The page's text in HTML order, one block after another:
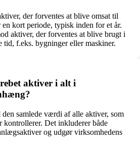
der forventes at blive omsat til
kort periode, typisk inden for et år.
aktiver, der forventes at blive brugt i
f.eks. bygninger eller maskiner.
aktiver i alt i
samlede værdi af alle aktiver, som
kontrollerer. Det inkluderer både
og udgør virksomhedens